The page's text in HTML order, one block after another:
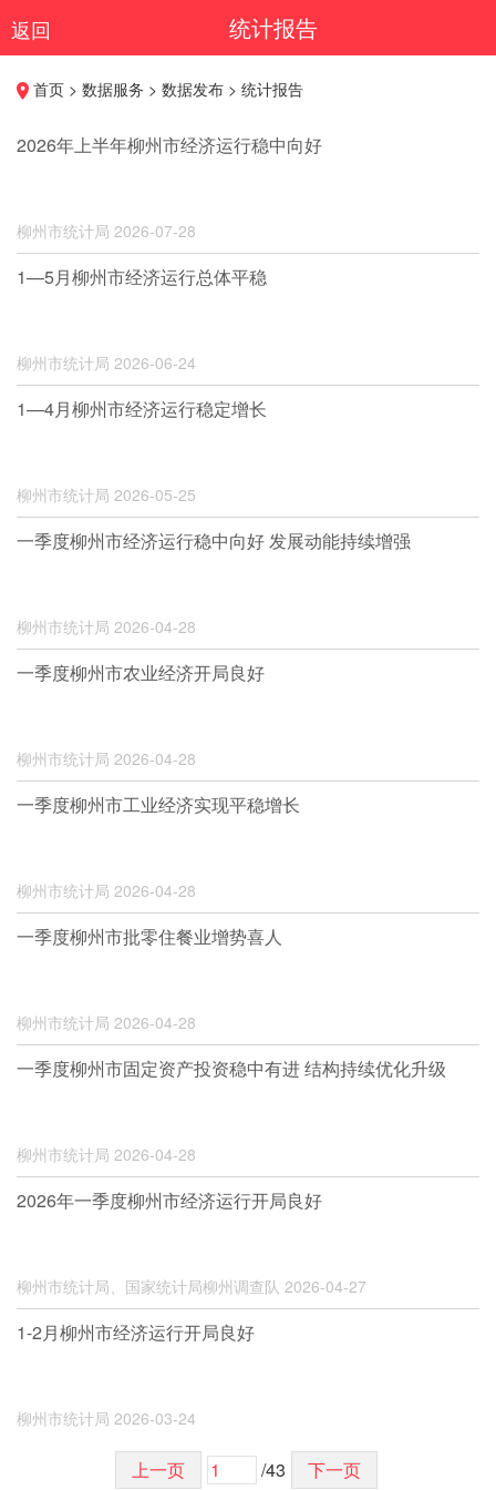
返回 统计报告
首页 > 数据服务 > 数据发布 > 统计报告
2026年上半年柳州市经济运行稳中向好
柳州市统计局 2026-07-28
1—5月柳州市经济运行总体平稳
柳州市统计局 2026-06-24
1—4月柳州市经济运行稳定增长
柳州市统计局 2026-05-25
一季度柳州市经济运行稳中向好 发展动能持续增强
柳州市统计局 2026-04-28
一季度柳州市农业经济开局良好
柳州市统计局 2026-04-28
一季度柳州市工业经济实现平稳增长
柳州市统计局 2026-04-28
一季度柳州市批零住餐业增势喜人
柳州市统计局 2026-04-28
一季度柳州市固定资产投资稳中有进 结构持续优化升级
柳州市统计局 2026-04-28
2026年一季度柳州市经济运行开局良好
柳州市统计局、国家统计局柳州调查队 2026-04-27
1-2月柳州市经济运行开局良好
柳州市统计局 2026-03-24
上一页 /43 下一页